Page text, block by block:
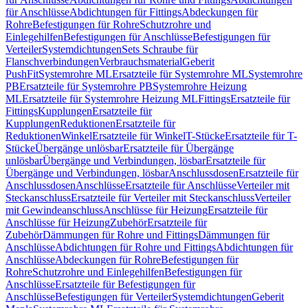
für AnschlüsseAbdichtungen für FittingsAbdeckungen für
RohreBefestigungen für RohreSchutzrohre und
EinlegehilfenBefestigungen für AnschlüsseBefestigungen für
VerteilerSystemdichtungenSets Schraube für
FlanschverbindungenVerbrauchsmaterialGeberit
PushFitSystemrohre MLErsatzteile für Systemrohre MLSystemrohre
PBErsatzteile für Systemrohre PBSystemrohre Heizung
MLErsatzteile für Systemrohre Heizung MLFittingsErsatzteile für
FittingsKupplungenErsatzteile für
KupplungenReduktionenErsatzteile für
ReduktionenWinkelErsatzteile für WinkelT-StückeErsatzteile für T-
StückeÜbergänge unlösbarErsatzteile für Übergänge
unlösbarÜbergänge und Verbindungen, lösbarErsatzteile für
Übergänge und Verbindungen, lösbarAnschlussdosenErsatzteile für
AnschlussdosenAnschlüsseErsatzteile für AnschlüsseVerteiler mit
SteckanschlussErsatzteile für Verteiler mit SteckanschlussVerteiler
mit GewindeanschlussAnschlüsse für HeizungErsatzteile für
Anschlüsse für HeizungZubehörErsatzteile für
ZubehörDämmungen für Rohre und FittingsDämmungen für
AnschlüsseAbdichtungen für Rohre und FittingsAbdichtungen für
AnschlüsseAbdeckungen für RohreBefestigungen für
RohreSchutzrohre und EinlegehilfenBefestigungen für
AnschlüsseErsatzteile für Befestigungen für
AnschlüsseBefestigungen für VerteilerSystemdichtungenGeberit